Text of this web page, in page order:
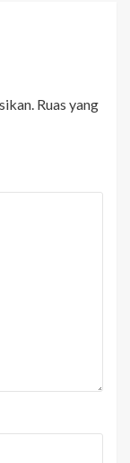
Ruas yang